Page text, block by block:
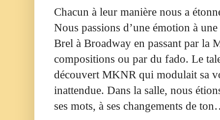
Chacun à leur manière nous a
Nous passions d’une émotion à
Brel à Broadway en passant par la
compositions ou par du fado. Le
découvert MKNR qui modulait sa
inattendue. Dans la salle, nous
ses mots, à ses changements de